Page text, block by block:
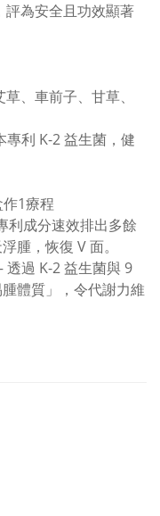
評為安全且功效顯著
、車前子、甘草、
利 K-2 益生菌，健
1療程
成分速效排出多餘
腫，恢復 V 面。
過 K-2 益生菌與 9
體質」，令代謝力維